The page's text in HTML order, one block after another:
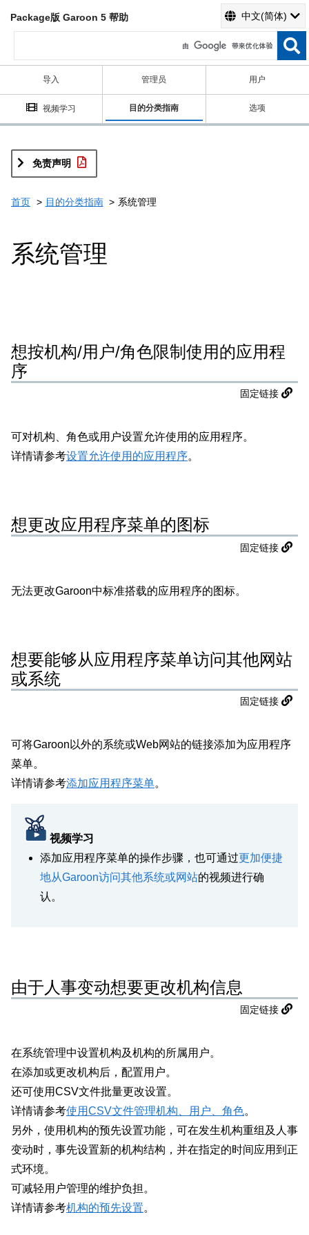
Package版 Garoon 5 帮助 中文(简体)
导入 管理员 用户
视频学习 目的分类指南 选项
免责声明
首页 目的分类指南 系统管理
系统管理
想按机构/用户/角色限制使用的应用程
序
固定链接
可对机构、角色或用户设置允许使用的应用程序。
详情请参考设置允许使用的应用程序。
想更改应用程序菜单的图标
固定链接
无法更改Garoon中标准搭载的应用程序的图标。
想要能够从应用程序菜单访问其他网站
或系统
固定链接
可将Garoon以外的系统或Web网站的链接添加为应用程序
菜单。
详情请参考添加应用程序菜单。
视频学习
添加应用程序菜单的操作步骤，也可通过更加便捷
地从Garoon访问其他系统或网站的视频进行确
认。
由于人事变动想要更改机构信息
固定链接
在系统管理中设置机构及机构的所属用户。
在添加或更改机构后，配置用户。
还可使用CSV文件批量更改设置。
详情请参考使用CSV文件管理机构、用户、角色。
另外，使用机构的预先设置功能，可在发生机构重组及人事
变动时，事先设置新的机构结构，并在指定的时间应用到正
式环境。
可减轻用户管理的维护负担。
详情请参考机构的预先设置。